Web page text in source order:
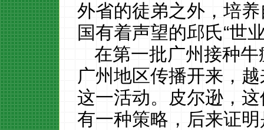
外省的徒弟之外，培
国有着声望的邱氏“世
在第一批广州接种
广州地区传播开来，
这一活动。皮尔逊，
有一种策略，后来证